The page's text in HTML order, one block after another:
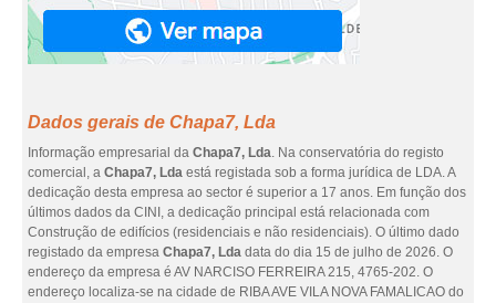
Dados gerais de Chapa7, Lda
Informação empresarial da Chapa7, Lda. Na conservatória do registo
comercial, a Chapa7, Lda está registada sob a forma jurídica de LDA. A
dedicação desta empresa ao sector é superior a 17 anos. Em função dos
últimos dados da CINI, a dedicação principal está relacionada com
Construção de edifícios (residenciais e não residenciais). O último dado
registado da empresa Chapa7, Lda data do dia 15 de julho de 2026. O
endereço da empresa é AV NARCISO FERREIRA 215, 4765-202. O
endereço localiza-se na cidade de RIBA AVE VILA NOVA FAMALICAO do